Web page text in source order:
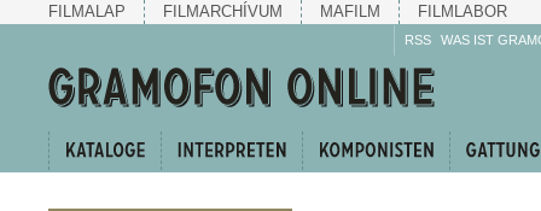
FILMALAP FILMARCHÍVUM MAFILM FILMLABOR
RSS WAS IST